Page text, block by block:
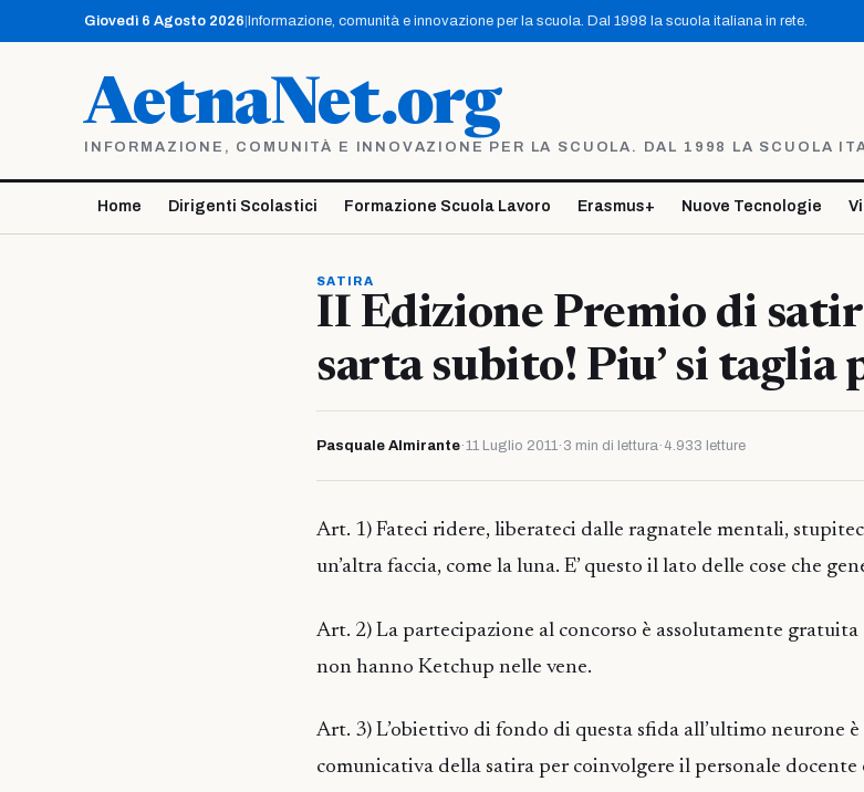
contenuto
Giovedì 6 Agosto 2026 Informazione, comunità e innovazione per la scuola. Dal 1998 la scuola italiana in rete.
AetnaNet.org
INFORMAZIONE, COMUNITÀ E INNOVAZIONE PER LA SCUOLA. DAL 1998 LA SCUOLA
Home Dirigenti Scolastici Formazione Scuola Lavoro Erasmus+ Nuove Tecnologie
SATIRA
II Edizione Premio di
sarta subito! Piu’ si taglia
Pasquale Almirante·11 Luglio 2011· 3 min di lettura· 4.933 letture
Art. 1) Fateci ridere, liberateci dalle ragnatele mentali,
un’altra faccia, come la luna. E’ questo il lato delle cose che
Art. 2) La partecipazione al concorso è assolutamente
non hanno Ketchup nelle vene.
Art. 3) L’obiettivo di fondo di questa sfida all’ultimo neurone
comunicativa della satira per coinvolgere il personale